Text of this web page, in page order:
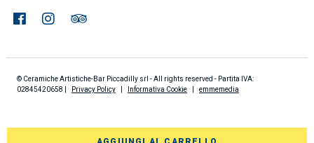
© Ceramiche Artistiche-Bar Piccadilly srl - All rights reserved - Partita IVA:
02845420658 |
Privacy Policy Informativa Cookie emmemedia